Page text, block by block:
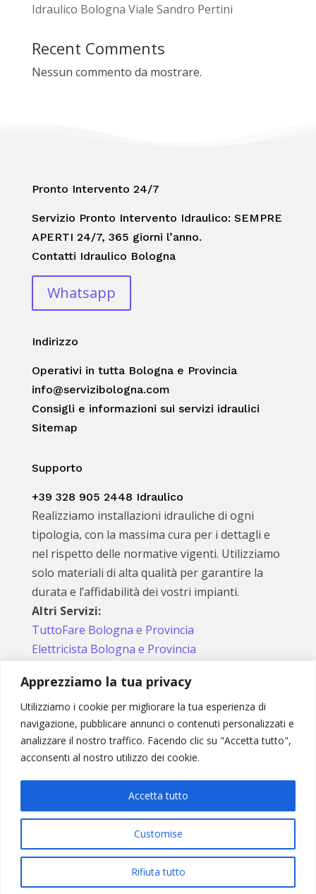
Apprezziamo la tua privacy
Utilizziamo i cookie per migliorare la tua esperienza di
navigazione, pubblicare annunci o contenuti personalizzati e
analizzare il nostro traffico. Facendo clic su "Accetta tutto",
acconsenti al nostro utilizzo dei cookie.
Customise
Rifiuta tutto
Accetta tutto
Idraulico Bologna Viale Sandro Pertini
Recent Comments
Nessun commento da mostrare.
Pronto Intervento 24/7
Servizio Pronto Intervento Idraulico: SEMPRE
APERTI 24/7, 365 giorni l’anno.
Contatti Idraulico Bologna
Whatsapp
Indirizzo
Operativi in tutta Bologna e Provincia
info@servizibologna.com
Consigli e informazioni sui servizi idraulici
Sitemap
Supporto
+39 328 905 2448 Idraulico
Realizziamo installazioni idrauliche di ogni
tipologia, con la massima cura per i dettagli e
nel rispetto delle normative vigenti. Utilizziamo
solo materiali di alta qualità per garantire la
durata e l’affidabilità dei vostri impianti.
Altri Servizi:
TuttoFare Bologna e Provincia
Elettricista Bologna e Provincia
Seguici sui social
Copyright © 2026. All Rights Reserved.
Idraulico di fiducia per Bologna e provincia